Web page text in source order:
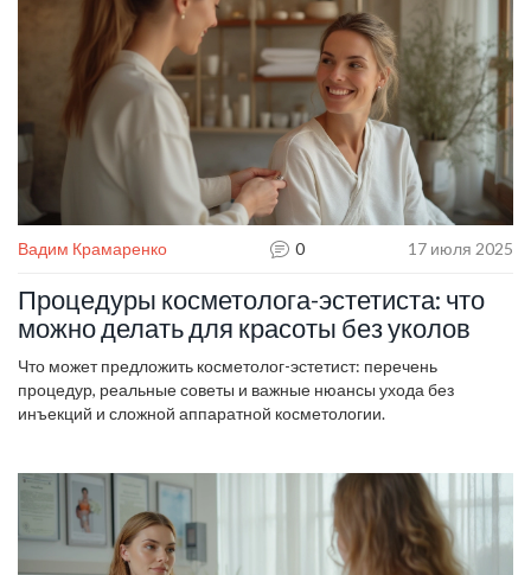
Вадим Крамаренко 0 17 июля 2025
Процедуры косметолога-эстетиста: что
можно делать для красоты без уколов
Что может предложить косметолог-эстетист: перечень
процедур, реальные советы и важные нюансы ухода без
инъекций и сложной аппаратной косметологии.